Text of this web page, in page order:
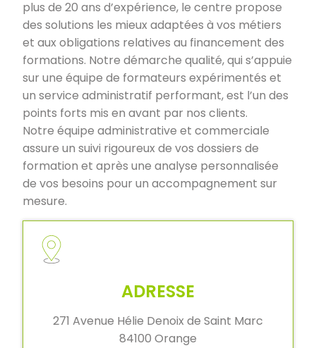
plus de 20 ans d’expérience, le centre propose
des solutions les mieux adaptées à vos métiers
et aux obligations relatives au financement des
formations. Notre démarche qualité, qui s’appuie
sur une équipe de formateurs expérimentés et
un service administratif performant, est l’un des
points forts mis en avant par nos clients.
Notre équipe administrative et commerciale
assure un suivi rigoureux de vos dossiers de
formation et après une analyse personnalisée
de vos besoins pour un accompagnement sur
mesure.
ADRESSE
271 Avenue Hélie Denoix de Saint Marc
84100 Orange